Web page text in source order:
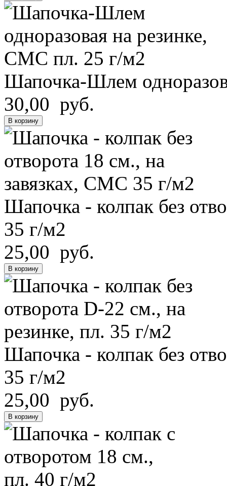
Шапочка-Шлем
30,00 руб.
В корзину
Шапочка - колпак без
35 г/м2
25,00 руб.
В корзину
Шапочка - колпак без
35 г/м2
25,00 руб.
В корзину